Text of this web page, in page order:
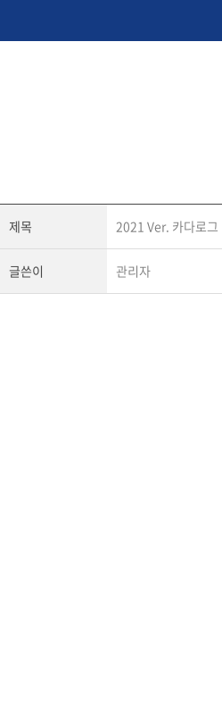
제목 2021 Ver. 카다로그
글쓴이 관리자